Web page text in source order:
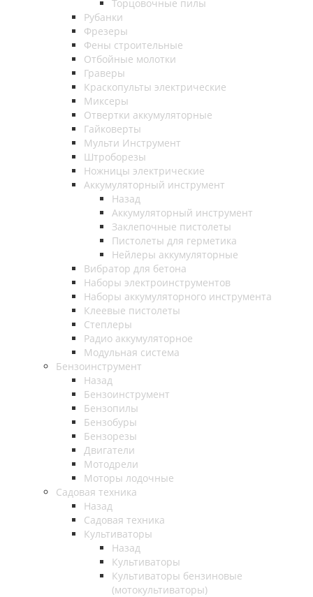
Торцовочные пилы
Рубанки
Фрезеры
Фены строительные
Отбойные молотки
Граверы
Краскопульты электрические
Миксеры
Отвертки аккумуляторные
Гайковерты
Мульти Инструмент
Штроборезы
Ножницы электрические
Аккумуляторный инструмент
Назад
Аккумуляторный инструмент
Заклепочные пистолеты
Пистолеты для герметика
Нейлеры аккумуляторные
Вибратор для бетона
Наборы электроинструментов
Наборы аккумуляторного инструмента
Клеевые пистолеты
Степлеры
Радио аккумуляторное
Модульная система
Бензоинструмент
Назад
Бензоинструмент
Бензопилы
Бензобуры
Бензорезы
Двигатели
Мотодрели
Моторы лодочные
Садовая техника
Назад
Садовая техника
Культиваторы
Назад
Культиваторы
Культиваторы бензиновые
(мотокультиваторы)